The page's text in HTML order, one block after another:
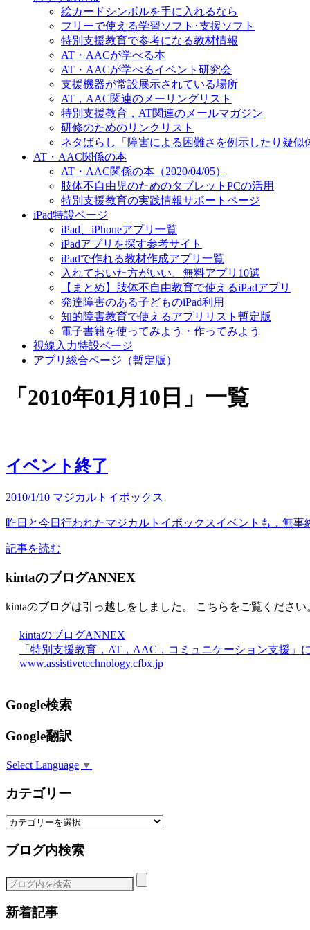
絵カードシンボルを手に入れるなら
フリーで使える学習ソフト･支援ソフト
特別支援教育で参考になる教材情報
AT・AACが学べる本
AT・AACが学べるイベント研究会
支援機器が常設展示されている場所
AT，AAC関連のメーリングリスト
特別支援教育，AT関連のメールマガジン
研修のためのリンクリスト
ネタばらし「障害による困難さを例示したり疑似
AT・AAC関係の本
AT・AAC関係の本（2020/04/05）
肢体不自由児のためのタブレットPCの活用
特別支援教育の実践情報サポートページ
iPad特設ページ
iPad、iPhoneアプリ一覧
iPadアプリを探す参考サイト
iPadで作れる教材作成アプリ一覧
入れておいた方がいい、無料アプリ10選
【まとめ】肢体不自由教育で使えるiPadアプリ
発達障害のある子どものiPad利用
知的障害教育で使えるアプリリスト暫定版
電子書籍を使ってみよう・作ってみよう
視線入力特設ページ
アプリ総合ページ（暫定版）
「 2010年01月10日 」 一覧
イベント終了
2010/1/10 マジカルトイボックス
昨日と今日行われたマジカルトイボックスイベントも，無
記事を読む
kintaのブログANNEX
kintaのブログは引っ越しをしました。 こちらをご覧ください
kintaのブログANNEX
「特別支援教育，AT，AAC，コミュニケーション支援」
www.assistivetechnology.cfbx.jp
Google検索
Google翻訳
Select Language ▼
カテゴリー
カ
ゴ
ー
ブログ内検索
新着記事